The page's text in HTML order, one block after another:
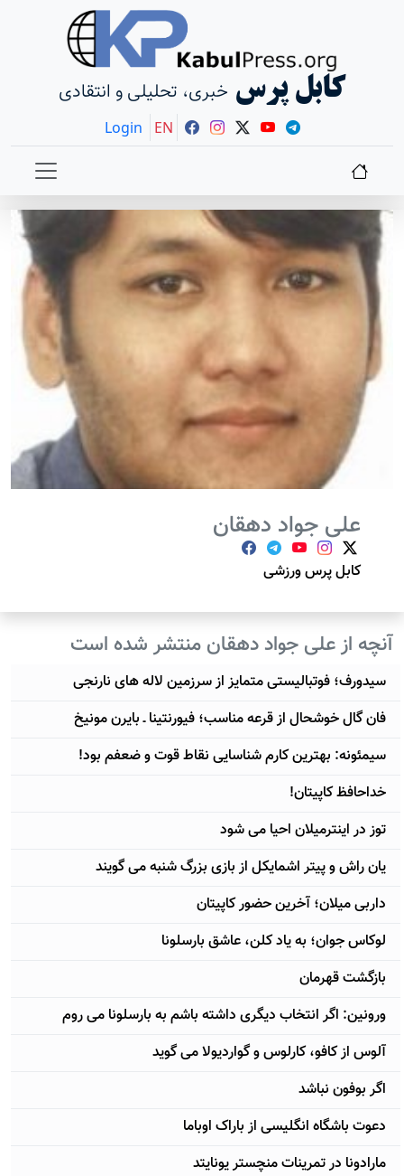
کابل پرس خبری، تحلیلی و انتقادی
Login EN
علی جواد دهقان
کابل پرس ورزشی
آنچه از علی جواد دهقان منتشر شده است
سیدورف؛ فوتبالیستی متمایز از سرزمین لاله های نارنجی
فان گال خوشحال از قرعه مناسب؛ فیورنتینا ـ بایرن مونیخ
سیمئونه: بهترین کارم شناسایی نقاط قوت و ضعفم بود!
خداحافظ کاپیتان!
توز در اینترمیلان احیا می شود
یان راش و پیتر اشمایکل از بازی بزرگ شنبه می گویند
داربی میلان؛ آخرین حضور کاپیتان
لوکاس جوان؛ به یاد کلن، عاشق بارسلونا
بازگشت قهرمان
ورونین: اگر انتخاب دیگری داشته باشم به بارسلونا می روم
آلوس از کافو، کارلوس و گواردیولا می گوید
اگر بوفون نباشد
دعوت باشگاه انگلیسی از باراک اوباما
مارادونا در تمرینات منچستر یونایتد